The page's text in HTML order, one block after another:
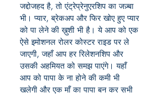
जद्दोजहद है, तो एंट्रेप्रेनुएरशिप का जज़्बा
भी। प्यार, ब्रेकअप और फिर खोए हुए प्यार
को पा लेने की ख़ुशी भी है। ये आप को एक
ऐसे इमोशनल रोलर कोस्टर राइड पर ले
जाएगी, जहाँ आप हर रिलेशनशिप और
उसकी अहमियत को समझ पाएंगे। यहाँ
आप को पापा के ना होने की कमी भी
खलेगी और एक माँ का पापा बन कर सभी